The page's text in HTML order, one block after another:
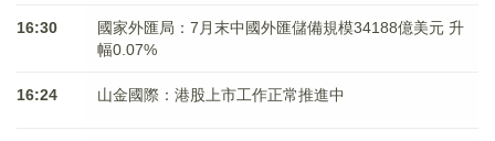
16:30
國家外匯局：7月末中國外匯儲備規模34188億美元 升
幅0.07%
16:24 山金國際：港股上市工作正常推進中